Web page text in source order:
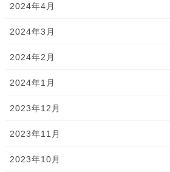
2024年4月
2024年3月
2024年2月
2024年1月
2023年12月
2023年11月
2023年10月